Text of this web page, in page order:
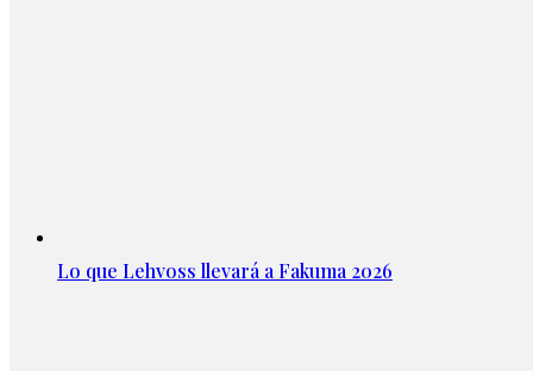
Lo que Lehvoss llevará a Fakuma 2026